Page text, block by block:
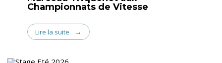
Championnats de Vitesse
Lire la suite